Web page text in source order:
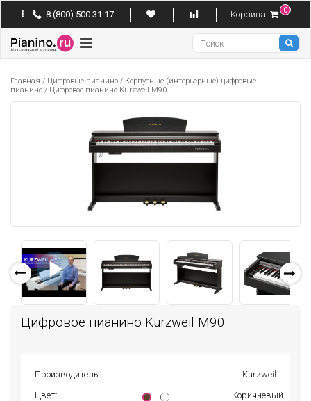
8 (800) 500 31 17 Корзина 0
Pianino
Главная / Цифровые пианино / Корпусные (интерьерные) цифровые
пианино / Цифровое пианино Kurzweil M90
Цифровое пианино Kurzweil M90
Производитель
Kurzweil
Цвет:
Коричневый